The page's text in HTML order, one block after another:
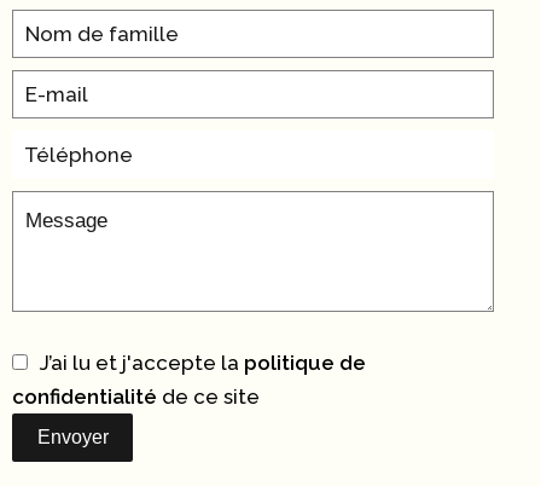
J’ai lu et j'accepte la politique de
confidentialité de ce site
Envoyer